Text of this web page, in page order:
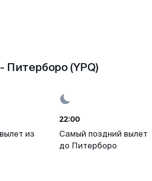
Питерборо (YPQ)
из
22:00
Самый поздний вылет
до Питерборо